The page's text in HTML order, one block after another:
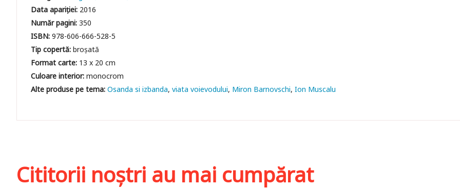
Data apariției: 2016
Număr pagini:350
ISBN:978-606-666-528-5
Tip copertă:broșată
Format carte: 13 x 20 cm
Culoare interior:monocrom
Osanda si izbanda viata voievodului Miron Barnovschi Ion Muscalu
Cititorii noștri au mai cumpărat